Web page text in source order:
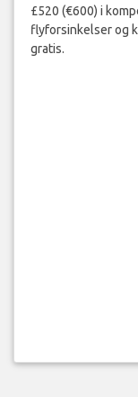
£520 (€600) i
flyforsinkelser og
gratis.